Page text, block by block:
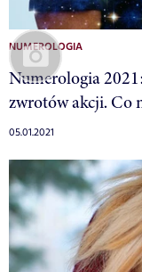
NUMEROLOGIA
Numerologia
zwrotów akcji. Co
05.01.2021